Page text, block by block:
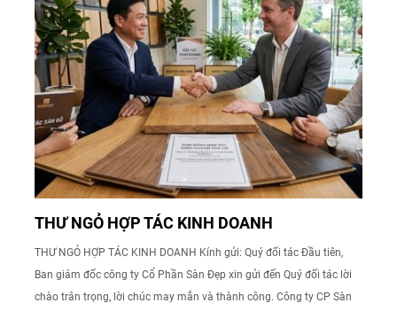
THƯ NGỎ HỢP TÁC KINH DOANH
THƯ NGỎ HỢP TÁC KINH DOANH Kính gửi: Quý đối tác Đầu tiên,
Ban giám đốc công ty Cổ Phần Sàn Đẹp xin gửi đến Quý đối tác lời
chào trân trọng, lời chúc may mắn và thành công. Công ty CP Sàn